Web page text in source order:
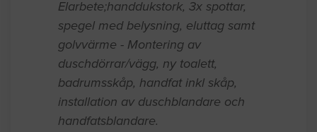
kvm. I renovering skall det ingå - Nya
innerväggar samt ev bättring golvregling
- Våtrumsarbete inkl kakel och klinker -
Elarbete;handdukstork, 3x spottar,
spegel med belysning, eluttag samt
golvvärme - Montering av
duschdörrar/vägg, ny toalett,